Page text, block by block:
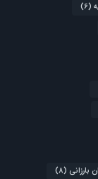
(6)
بارزانی (8)